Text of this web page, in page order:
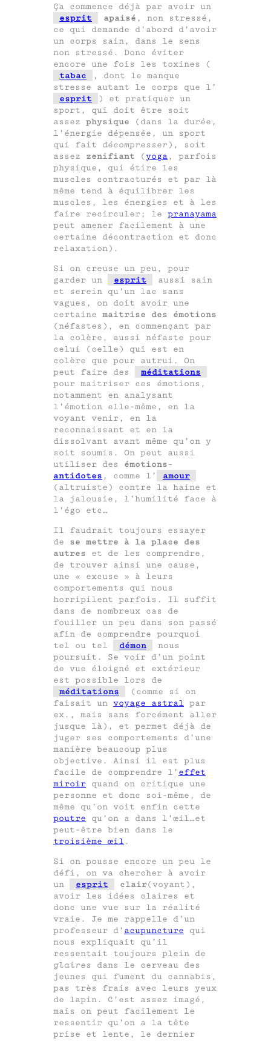
Ça commence déjà par avoir un
esprit
apaisé , non stressé,
ce qui demande d’abord d’avoir
un corps sain, dans le sens
non stressé. Donc éviter
encore une fois les toxines (
tabac
, dont le manque
stresse autant le corps que l’
esprit
) et pratiquer un
sport, qui doit être soit
assez physique (dans la durée,
l’énergie dépensée, un sport
qui fait décompresser ), soit
assez zenifiant (yoga, parfois
physique, qui étire les
muscles contracturés et par là
même tend à équilibrer les
muscles, les énergies et à les
faire recirculer; le pranayama
peut amener facilement à une
certaine décontraction et donc
relaxation).
Si on creuse un peu, pour
garder un
esprit
aussi sain
et serein qu’un lac sans
vagues, on doit avoir une
certaine maitrise des émotions
(néfastes), en commençant par
la colère, aussi néfaste pour
celui (celle) qui est en
colère que pour autrui. On
peut faire des
méditations
pour maitriser ces émotions,
notamment en analysant
l’émotion elle-même, en la
voyant venir, en la
reconnaissant et en la
dissolvant avant même qu’on y
soit soumis. On peut aussi
utiliser des émotions-
antidotes , comme l’
amour
(altruiste) contre la haine et
la jalousie, l’humilité face à
l’égo etc…
Il faudrait toujours essayer
de se mettre à la place des
autres et de les comprendre,
de trouver ainsi une cause,
une « excuse » à leurs
comportements qui nous
horripilent parfois. Il suffit
dans de nombreux cas de
fouiller un peu dans son passé
afin de comprendre pourquoi
tel ou tel
démon
nous
poursuit. Se voir d’un point
de vue éloigné et extérieur
est possible lors de
méditations
(comme si on
faisait un voyage astral par
ex., mais sans forcément aller
jusque là), et permet déjà de
juger ses comportements d’une
manière beaucoup plus
objective. Ainsi il est plus
facile de comprendre l’ effet
miroir quand on critique une
personne et donc soi-même, de
même qu’on voit enfin cette
poutre qu’on a dans l’œil…et
peut-être bien dans le
troisième œil .
Si on pousse encore un peu le
défi, on va chercher à avoir
un
esprit clair(voyant),
avoir les idées claires et
donc une vue sur la réalité
vraie. Je me rappelle d’un
professeur d’ acupuncture qui
nous expliquait qu’il
ressentait toujours plein de
glaires
dans le cerveau des
jeunes qui fument du cannabis,
pas très frais avec leurs yeux
de lapin. C’est assez imagé,
mais on peut facilement le
ressentir qu’on a la tête
prise et lente, le dernier